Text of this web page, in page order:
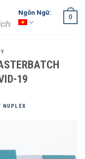
Ngôn Ngữ:
0
19
NUPLEX